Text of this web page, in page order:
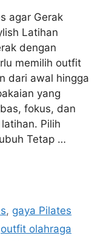
agar Gerak
Latihan
dengan
memilih outfit
dari awal hingga
yang
fokus, dan
Pilih
Tetap …
, gaya Pilates
outfit olahraga